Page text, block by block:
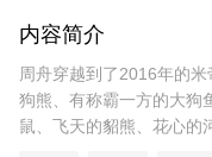
内容简介
周舟穿越到了2016年的
狗熊、有称霸一方的大狗
鼠、飞天的貂熊、花心